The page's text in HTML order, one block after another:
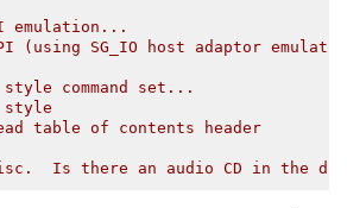
emulation...
(using SG_IO host adaptor
style command set...
style
table of contents header
Is there an audio CD in the